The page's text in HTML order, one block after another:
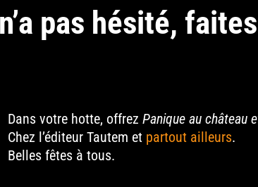
pas hésité,
Dans votre hotte, offrez Panique au château
Chez l’éditeur Tautem et partout ailleurs.
Belles fêtes à tous.